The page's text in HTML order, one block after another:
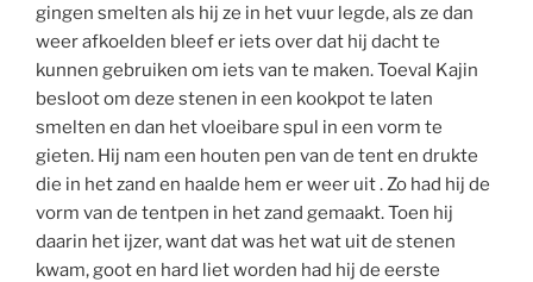
gingen smelten als hij ze in het vuur legde, als ze dan
weer afkoelden bleef er iets over dat hij dacht te
kunnen gebruiken om iets van te maken. Toeval Kajin
besloot om deze stenen in een kookpot te laten
smelten en dan het vloeibare spul in een vorm te
gieten. Hij nam een houten pen van de tent en drukte
die in het zand en haalde hem er weer uit . Zo had hij de
vorm van de tentpen in het zand gemaakt. Toen hij
daarin het ijzer, want dat was het wat uit de stenen
kwam, goot en hard liet worden had hij de eerste